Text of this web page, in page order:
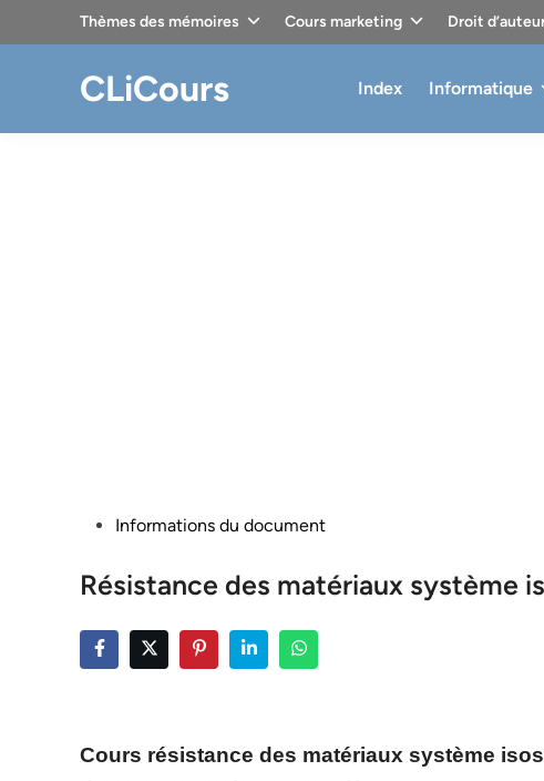
Thèmes des mémoires Cours marketing Droit
CLiCours Index Informatique
PostedInformations du document
Résistance des matériaux système
Cours résistance des matériaux système